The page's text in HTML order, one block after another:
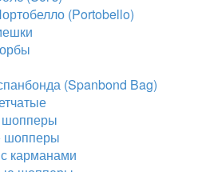
(Portobello)
(Spanbond Bag)
шопперы
карманами